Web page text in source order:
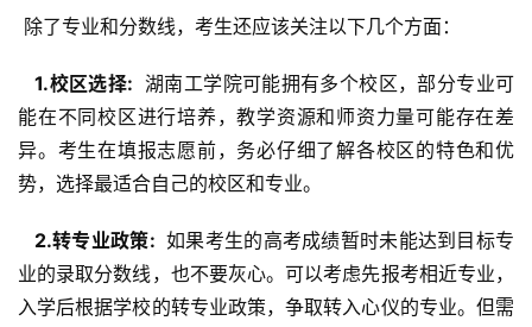
除了专业和分数线，考生还应该关注以下几个方面：
  1.校区选择:
湖南工学院可能拥有多个校区，部分专业可
能在不同校区进行培养，教学资源和师资力量可能存在差
异。考生在填报志愿前，务必仔细了解各校区的特色和优
势，选择最适合自己的校区和专业。
  2.转专业政策:
如果考生的高考成绩暂时未能达到目标专
业的录取分数线，也不要灰心。可以考虑先报考相近专业，
入学后根据学校的转专业政策，争取转入心仪的专业。但需